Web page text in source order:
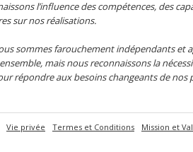
l’influence des compétences, des
sur nos réalisations.
sommes farouchement indépendants et
mais nous reconnaissons la
répondre aux besoins changeants de nos
Vie privée Termes et Conditions Mission et